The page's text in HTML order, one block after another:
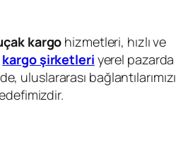
kargo hizmetleri, hızlı ve
kargo şirketleri yerel pazarda
uluslararası bağlantılarımızı